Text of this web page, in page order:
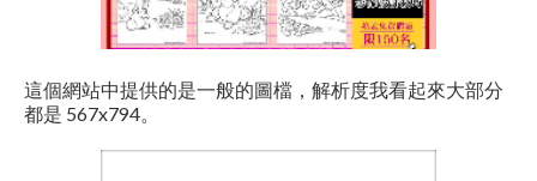
這個網站中提供的是一般的圖檔，解析度我看起來大部分
都是 567x794。